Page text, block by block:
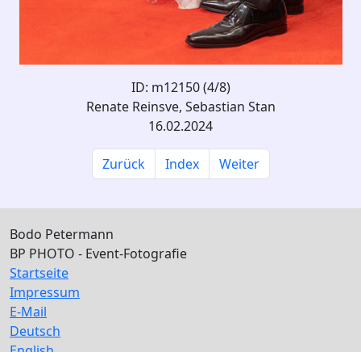
ID: m12150 (4/8)
Renate Reinsve, Sebastian Stan
16.02.2024
Zurück Index Weiter
Bodo Petermann
BP PHOTO - Event-Fotografie
Startseite
Impressum
E-Mail
Deutsch